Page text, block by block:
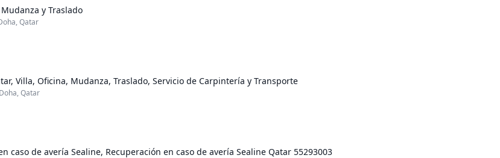
y Traslado
Qatar
Villa, Oficina, Mudanza, Traslado, Servicio de Carpintería y Transporte
Qatar
caso de avería Sealine, Recuperación en caso de avería Sealine Qatar 55293003